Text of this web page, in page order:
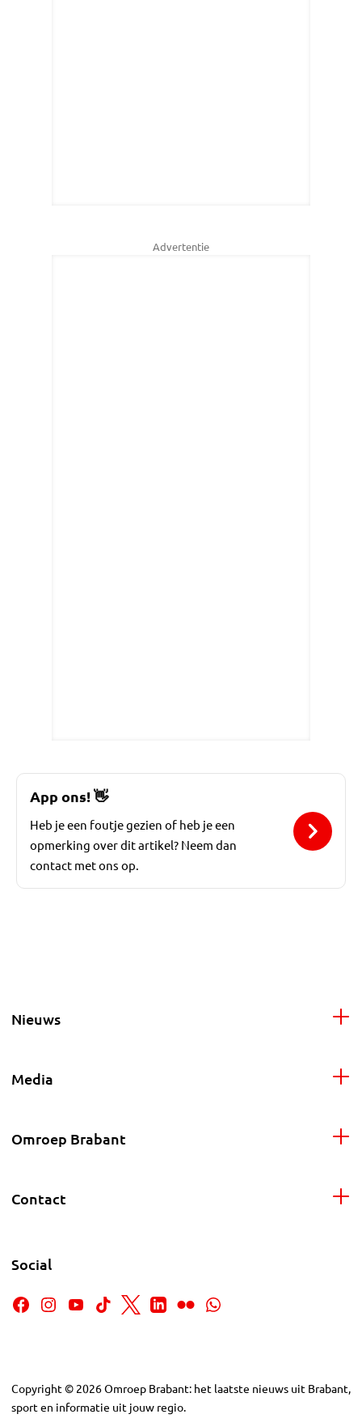
Advertentie
App ons!👋
Heb je een foutje gezien of heb je een
opmerking over dit artikel? Neem dan
contact met ons op.
Nieuws
Media
Omroep Brabant
Contact
Social
Copyright © 2026Omroep Brabant: het laatste nieuws uit Brabant,
sport en informatie uit jouw regio.